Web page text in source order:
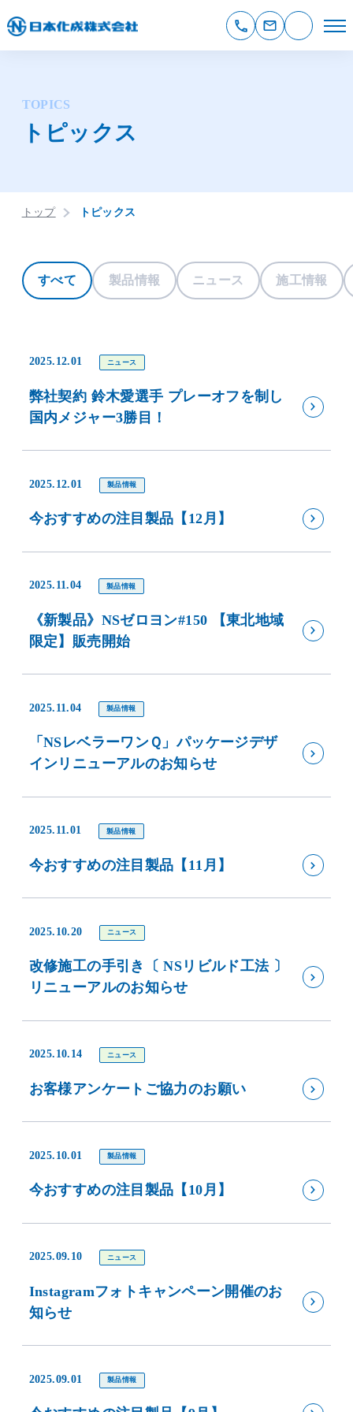
TOPICS
トピックス
トップ トピックス
すべて 製品情報 ニュース 施工情報
2025.12.01 ニュース
弊社契約 鈴木愛選手 プレーオフを制し
国内メジャー3勝目！
2025.12.01 製品情報
今おすすめの注目製品【12月】
2025.11.04 製品情報
《新製品》NSゼロヨン#150 【東北地域
限定】販売開始
2025.11.04 製品情報
「NSレベラーワンＱ」パッケージデザ
インリニューアルのお知らせ
2025.11.01 製品情報
今おすすめの注目製品【11月】
2025.10.20 ニュース
改修施工の手引き〔 NSリビルド工法 〕
リニューアルのお知らせ
2025.10.14 ニュース
お客様アンケートご協力のお願い
2025.10.01 製品情報
今おすすめの注目製品【10月】
2025.09.10 ニュース
Instagramフォトキャンペーン開催のお
知らせ
2025.09.01 製品情報